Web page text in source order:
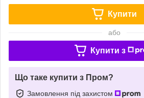
Купити
або
Купити з
Що таке купити з Пром?
Замовлення під захистом